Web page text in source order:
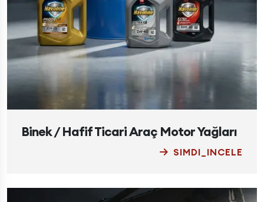
Binek / Hafif Ticari Araç Motor Yağları
SIMDI_INCELE